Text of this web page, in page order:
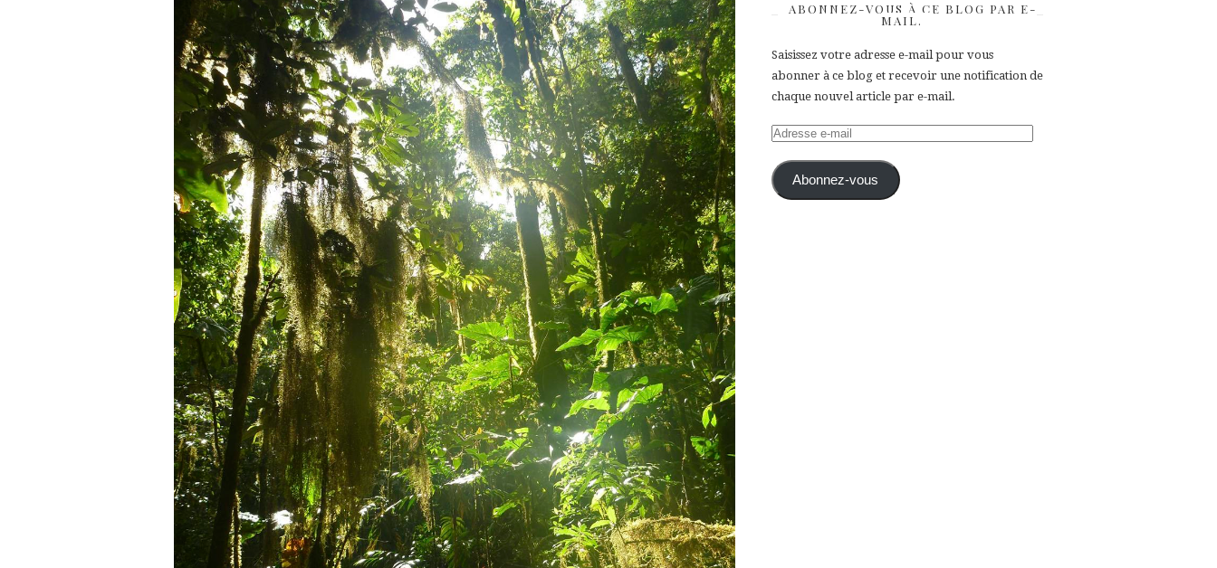
ABONNEZ-VOUS À CE BLOG PAR E-
MAIL.
Saisissez votre adresse e-mail pour vous
abonner à ce blog et recevoir une notification de
chaque nouvel article par e-mail.
Adresse
mail Abonnez-vous